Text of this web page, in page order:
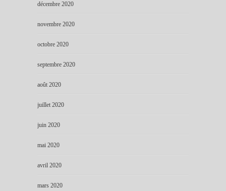
décembre 2020
novembre 2020
octobre 2020
septembre 2020
août 2020
juillet 2020
juin 2020
mai 2020
avril 2020
mars 2020